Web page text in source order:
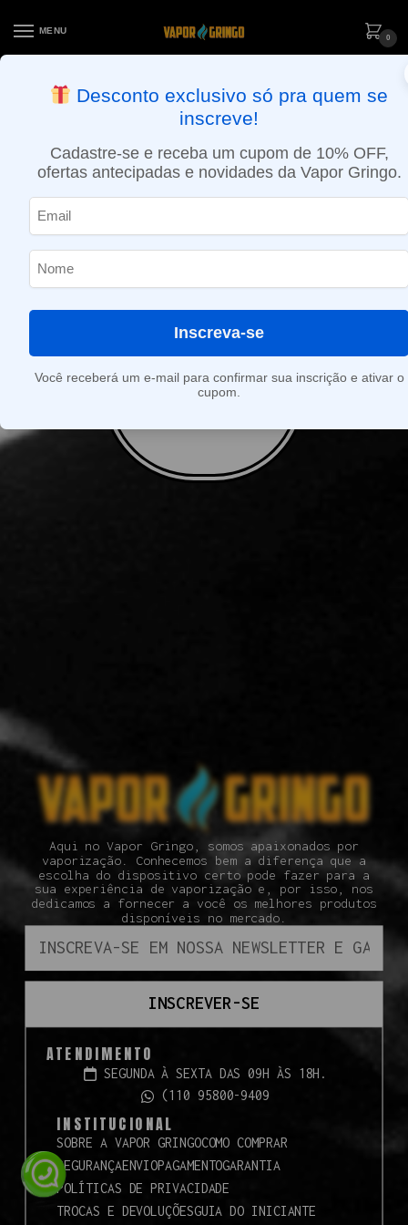
MENU
0
APROVADOS ATÉ 15:30 VIA MOTOBOY
Castanha
Aqui no Vapor Gringo, somos apaixonados por
vaporização. Conhecemos bem a diferença que a
escolha do dispositivo certo pode fazer para a
sua experiência de vaporização e, por isso, nos
dedicamos a fornecer a você os melhores produtos
disponíveis no mercado.
INSCREVER-SE
ATENDIMENTO
SEGUNDA À SEXTA DAS 09H ÀS 18H.
(110 95800-9409
INSTITUCIONAL
SOBRE A VAPOR GRINGOCOMO COMPRAR
SEGURANÇAENVIOPAGAMENTOGARANTIA
POLÍTICAS DE PRIVACIDADE
TROCAS E DEVOLUÇÕESGUIA DO INICIANTE
Desconto exclusivo só pra quem se
inscreve!
Cadastre-se e receba um cupom de 10% OFF,
ofertas antecipadas e novidades da Vapor Gringo.
Inscreva-se
Você receberá um e-mail para confirmar sua inscrição e ativar o
cupom.